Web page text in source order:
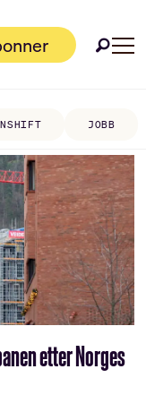
JOBB
etter Norges